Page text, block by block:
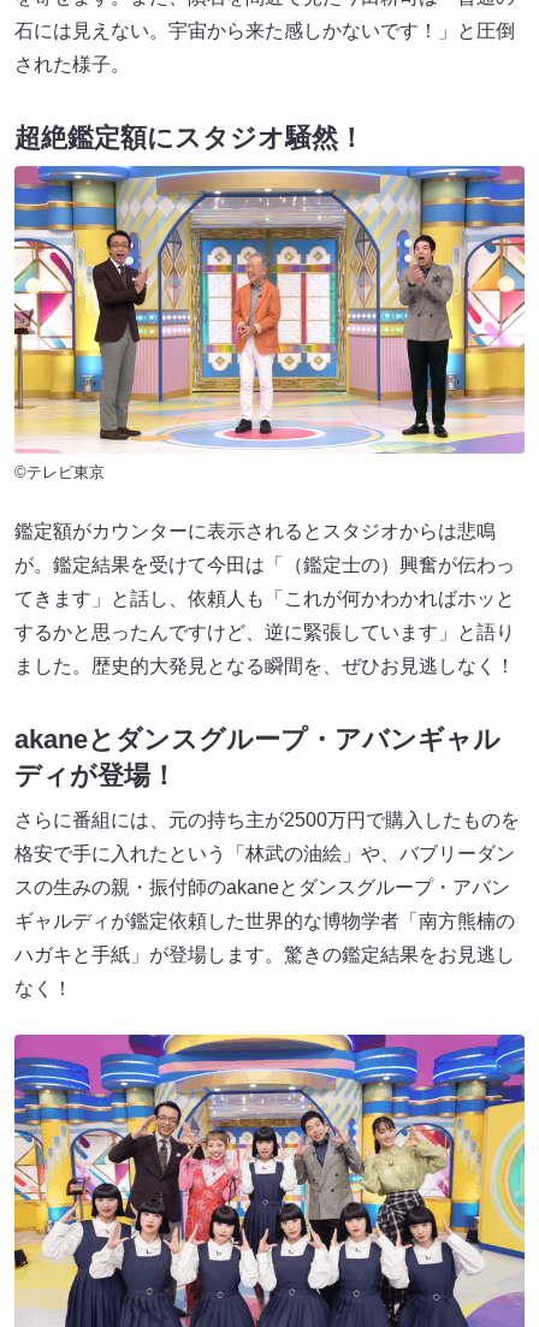
石には見えない。宇宙から来た感しかないです！」と圧倒
された様子。
超絶鑑定額にスタジオ騒然！
©テレビ東京
鑑定額がカウンターに表示されるとスタジオからは悲鳴
が。鑑定結果を受けて今田は「（鑑定士の）興奮が伝わっ
てきます」と話し、依頼人も「これが何かわかればホッと
するかと思ったんですけど、逆に緊張しています」と語り
ました。歴史的大発見となる瞬間を、ぜひお見逃しなく！
akaneとダンスグループ・アバンギャル
ディが登場！
さらに番組には、元の持ち主が2500万円で購入したものを
格安で手に入れたという「林武の油絵」や、バブリーダン
スの生みの親・振付師のakaneとダンスグループ・アバン
ギャルディが鑑定依頼した世界的な博物学者「南方熊楠の
ハガキと手紙」が登場します。驚きの鑑定結果をお見逃し
なく！